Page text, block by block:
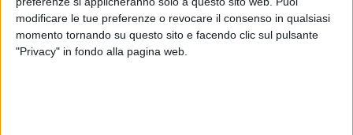
modificare le tue preferenze o revocare il consenso in qualsiasi
momento tornando su questo sito e facendo clic sul pulsante
"Privacy" in fondo alla pagina web.
mondo” e fotografa numerosi aspetti trasversali alle
generazioni presenti, passate e, probabilmente,
anche future. Se l’artista potesse rinascere inun’altra
poca, sceglierebbe in base alla musica e non